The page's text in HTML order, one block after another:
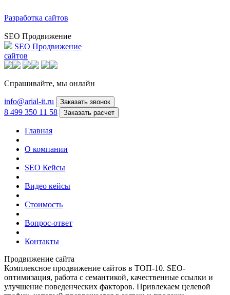
Разработка сайтов
SEO Продвижение
SEO Продвижение
сайтов
Спрашивайте, мы онлайн
info@arial-it.ru Заказать звонок
8 499 350 11 58 Заказать расчет
Главная
О компании
SEO Кейсы
Видео кейсы
Стоимость
Вопрос-ответ
Контакты
Продвижение сайта
Комплексное продвижение сайтов в ТОП-10. SEO-
оптимизация, работа с семантикой, качественные ссылки и
улучшение поведенческих факторов. Привлекаем целевой